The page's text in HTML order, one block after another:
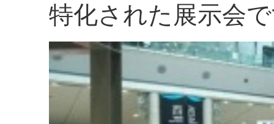
特化された展示会